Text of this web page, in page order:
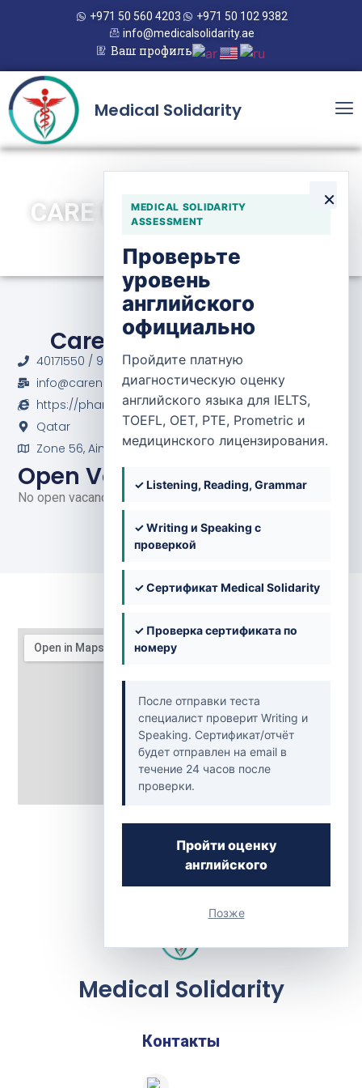
+971 50 560 4203
+971 50 102 9382
info@medicalsolidarity.ae
Ваш профиль
Medical Solidarity
×
MEDICAL SOLIDARITY
ASSESSMENT
Проверьте
уровень
английского
официально
Пройдите платную
диагностическую оценку
английского языка для IELTS,
TOEFL, OET, PTE, Prometric и
медицинского лицензирования.
✓ Listening, Reading, Grammar
✓ Writing и Speaking с
проверкой
✓ Сертификат Medical Solidarity
✓ Проверка сертификата по
номеру
После отправки теста
специалист проверит Writing и
Speaking. Сертификат/отчёт
будет отправлен на email в
течение 24 часов после
проверки.
Пройти оценку
английского
Позже
CARE N CURE AIN KHALID
Care N Cure Ain Khalid
40171550 / 974 4449 2777
info@carencureqatar.com
https://pharmacy.carencuregroup.com/
Qatar
Zone 56, Ain Khalid, Street 849, Building No. 174
Open Vacancies
No open vacancies at the moment.
Back to Clinics
Medical Solidarity
Контакты